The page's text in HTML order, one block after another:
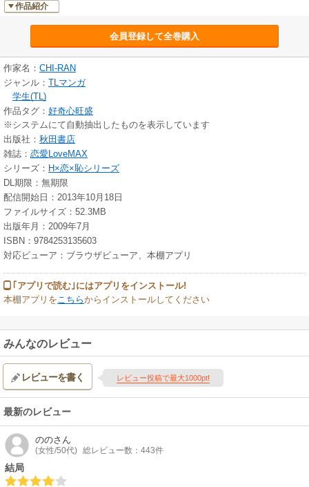
作品紹介
会員登録して全巻購入
作家名： CHI-RAN
ジャンル： TLマンガ
学生(TL)
作品タグ： 好奇心旺盛
※システムにて自動抽出したものを表示しています
出版社： 秋田書店
雑誌： 恋愛LoveMAX
シリーズ： H×恋×恥シリーズ
DL期限：無期限
配信開始日：2013年10月18日
ファイルサイズ：52.3MB
出版年月：2009年7月
ISBN：9784253135603
対応ビューア：ブラウザビューア、本棚アプリ
｢アプリで読む｣にはアプリをインストール!
本棚アプリをこちらからインストールしてください
みんなのレビュー
レビューを書く レビュー投稿で最大1000pt!
最新のレビュー
ののさん
(女性/50代) 総レビュー数：443件
結局